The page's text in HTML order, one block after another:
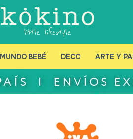
MUNDO BEBÉ DECO ARTE Y